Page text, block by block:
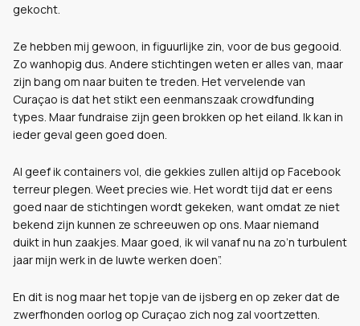
gekocht.
Ze hebben mij gewoon, in figuurlijke zin, voor de bus gegooid.
Zo wanhopig dus. Andere stichtingen weten er alles van, maar
zijn bang om naar buiten te treden. Het vervelende van
Curaçao is dat het stikt een eenmanszaak crowdfunding
types. Maar fundraise zijn geen brokken op het eiland. Ik kan in
ieder geval geen goed doen.
Al geef ik containers vol, die gekkies zullen altijd op Facebook
terreur plegen. Weet precies wie. Het wordt tijd dat er eens
goed naar de stichtingen wordt gekeken, want omdat ze niet
bekend zijn kunnen ze schreeuwen op ons. Maar niemand
duikt in hun zaakjes. Maar goed, ik wil vanaf nu na zo’n turbulent
jaar mijn werk in de luwte werken doen”.
En dit is nog maar het topje van de ijsberg en op zeker dat de
zwerfhonden oorlog op Curaçao zich nog zal voortzetten.